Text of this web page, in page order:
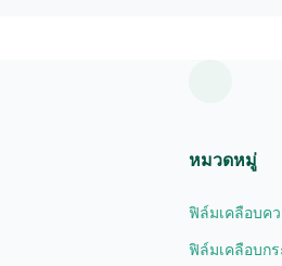
หมวดหมู่
ฟิล์มเคลือบค
ฟิล์มเคลือบกร